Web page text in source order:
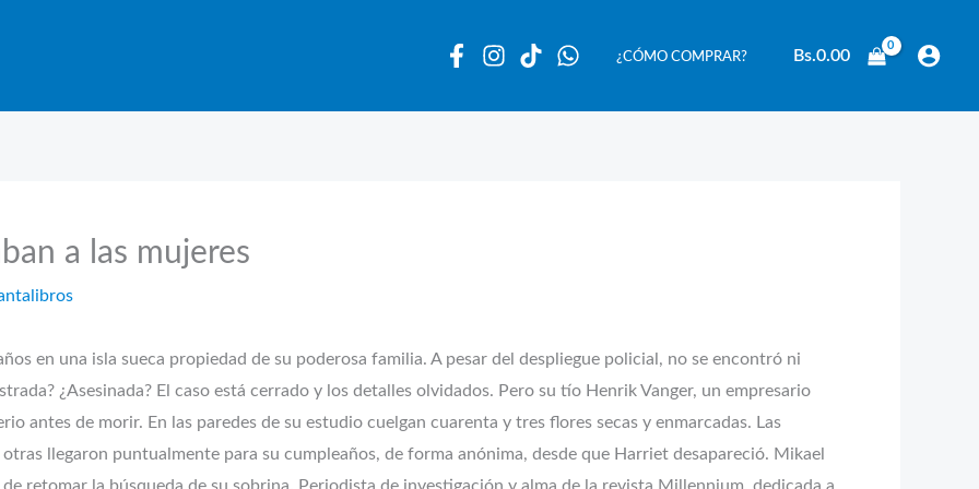
¿CÓMO COMPRAR? Bs.0.00
a las mujeres
en una isla sueca propiedad de su poderosa familia. A pesar del despliegue policial, no se encontró ni
¿Asesinada? El caso está cerrado y los detalles olvidados. Pero su tío Henrik Vanger, un empresario
antes de morir. En las paredes de su estudio cuelgan cuarenta y tres flores secas y enmarcadas. Las
llegaron puntualmente para su cumpleaños, de forma anónima, desde que Harriet desapareció. Mikael